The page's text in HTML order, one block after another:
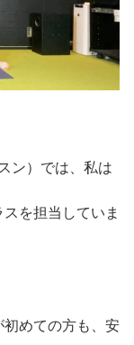
ン）では、私は
を担当していま
めての方も、安